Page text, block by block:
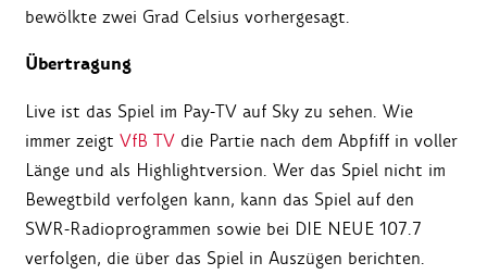
bewölkte zwei Grad Celsius vorhergesagt.
Übertragung
Live ist das Spiel im Pay-TV auf Sky zu sehen. Wie
immer zeigt VfB TV die Partie nach dem Abpfiff in voller
Länge und als Highlightversion. Wer das Spiel nicht im
Bewegtbild verfolgen kann, kann das Spiel auf den
SWR-Radioprogrammen sowie bei DIE NEUE 107.7
verfolgen, die über das Spiel in Auszügen berichten.